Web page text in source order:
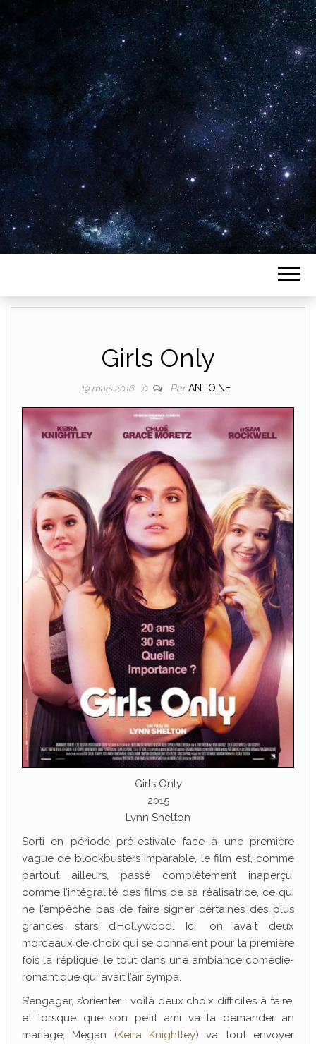
Plus de 2800 critiques de films
Girls Only
19 mars 2016 0 ParANTOINE
Girls Only
2015
Lynn Shelton
Sorti en période pré-estivale face à une première
vague de blockbusters imparable, le film est, comme
partout ailleurs, passé complètement inaperçu,
comme l’intégralité des films de sa réalisatrice, ce qui
ne l’empêche pas de faire signer certaines des plus
grandes stars d’Hollywood. Ici, on avait deux
morceaux de choix qui se donnaient pour la première
fois la réplique, le tout dans une ambiance comédie-
romantique qui avait l’air sympa.
S’engager, s’orienter : voilà deux choix difficiles à faire,
et lorsque que son petit ami va la demander an
mariage, Megan (Keira Knightley) va tout envoyer